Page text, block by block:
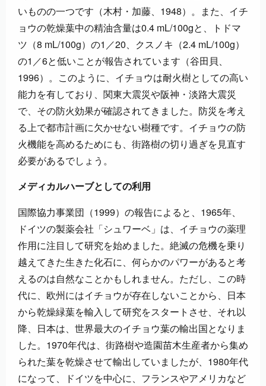
いものの一つです（木村・加藤、1948）。また、イチ
ョウの乾燥葉中の精油含量は0.4 mL/100gと、トドマ
ツ（8 mL/100g）の1／20、クスノキ（2.4 mL/100g）
の1／6と低いことが報告されています（谷田貝、
1996）。このように、イチョウは耐火樹としての高い
能力を有しており、関東大震災や阪神・淡路大震災
で、その防火効果が確認されてきました。防災を考え
る上で都市計画に欠かせない樹種です。イチョウの防
火機能を高めるためにも、街路樹の切り過ぎを見直す
必要があるでしょう。
メディカルハーブとしての利用
国際協力事業団（1999）の報告によると、1965年、
ドイツの製薬会社「シュワーベ」は、イチョウの薬理
作用に注目して研究を始めました。絶滅の危機を乗り
越えてきた生きた化石に、何らかのパワーがあると考
えるのは自然なことかもしれません。ただし、この時
代に、欧州にはイチョウが存在しないことから、日本
から乾燥緑葉を輸入して研究をスタートさせ、それ以
降、日本は、世界最大のイチョウ葉の輸出国となりま
した。1970年代は、街路樹や造園苗木生産者から集め
られた葉を乾燥させて輸出していましたが、1980年代
になって、ドイツを中心に、フランスやアメリカなど